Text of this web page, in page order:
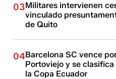
03Militares intervienen
vinculado
de Quito
04Barcelona SC vence
Portoviejo y se
la Copa Ecuador